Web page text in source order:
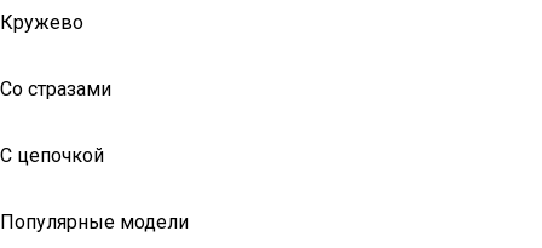
Кружево
Со стразами
С цепочкой
Популярные модели